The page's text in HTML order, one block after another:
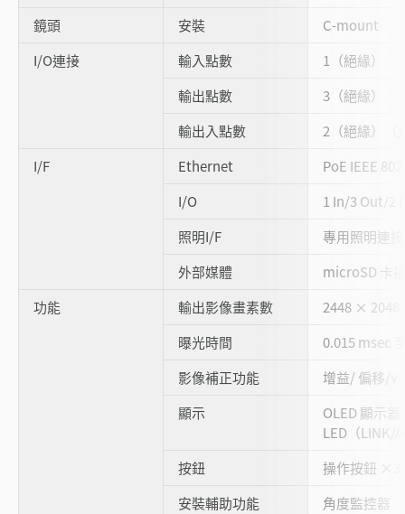
鏡頭
安裝
C-mount
I/O連接
輸入點數
1（絕緣）
輸出點數
3（絕緣）
輸出入點數
2（絕緣）（
I/F
Ethernet
PoE IEEE
I/O
1 In/3 Out/2
照明I/F
專用照明連
外部媒體
microSD 卡
功能
輸出影像畫素數
2448 × 2048
曝光時間
0.015 msec
影像補正功能
增益/ 偏移/γ
顯示
OLED 顯示
LED（LINK/
按鈕
操作按鈕 ×3
安裝輔助功能
角度監控器